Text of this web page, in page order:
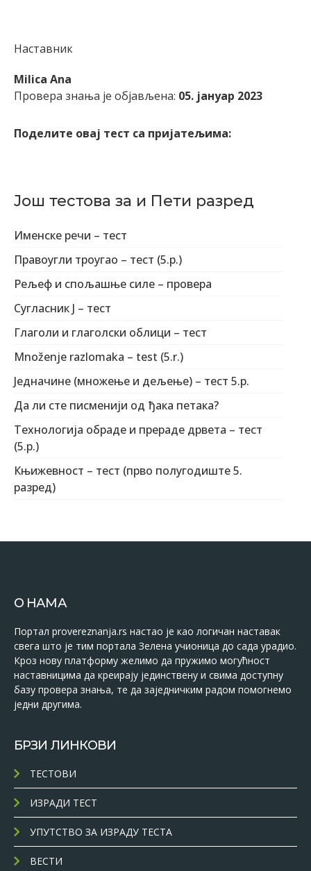
Наставник
Milica Ana
Провера знања је објављена: 05. јануар 2023
Поделите овај тест са пријатељима:
Још тестова за и Пети разред
Именске речи – тест
Правоугли троугао – тест (5.р.)
Рељеф и спољашње силе – провера
Сугласник Ј – тест
Глаголи и глаголски облици – тест
Množenje razlomaka – test (5.r.)
Једначине (множење и дељење) – тест 5.р.
Да ли сте писменији од ђака петака?
Технологија обраде и прераде дрвета – тест
(5.р.)
Књижевност – тест (прво полугодиште 5.
разред)
О НАМА
Портал provereznanja.rs настао је као логичан наставак
свега што је тим портала Зелена учионица до сада урадио.
Кроз нову платформу желимо да пружимо могућност
наставницима да креирају јединствену и свима доступну
базу провера знања, те да заједничким радом помогнемо
једни другима.
БРЗИ ЛИНКОВИ
ТЕСТОВИ
ИЗРАДИ ТЕСТ
УПУТСТВО ЗА ИЗРАДУ ТЕСТА
ВЕСТИ